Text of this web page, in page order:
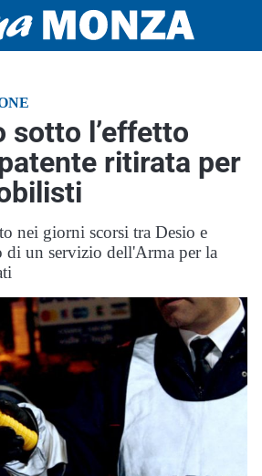
sotto l’effetto
ritirata per
nei giorni scorsi tra Desio e
di un servizio dell'Arma per la